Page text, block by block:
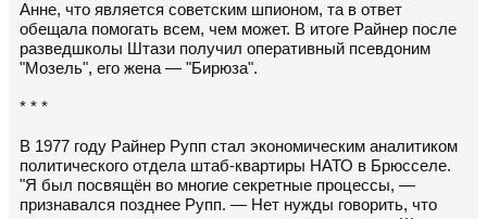
Анне, что является советским шпионом, та в ответ
обещала помогать всем, чем может. В итоге Райнер после
разведшколы Штази получил оперативный псевдоним
"Мозель", его жена — "Бирюза".
* * *
В 1977 году Райнер Рупп стал экономическим аналитиком
политического отдела штаб-квартиры НАТО в Брюсселе.
"Я был посвящён во многие секретные процессы, —
признавался позднее Рупп. — Нет нужды говорить, что